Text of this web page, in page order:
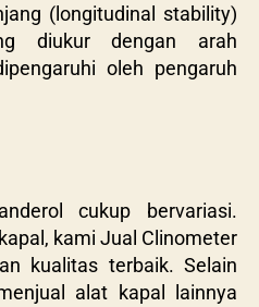
(longitudinal stability)
diukur dengan arah
oleh pengaruh
cukup bervariasi.
kami Jual Clinometer
kualitas terbaik. Selain
alat kapal lainnya